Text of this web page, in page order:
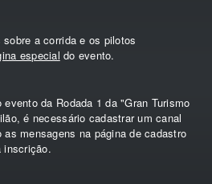
a corrida e os pilotos
especial do evento.
da Rodada 1 da "Gran Turismo
é necessário cadastrar um canal
mensagens na página de cadastro
inscrição.